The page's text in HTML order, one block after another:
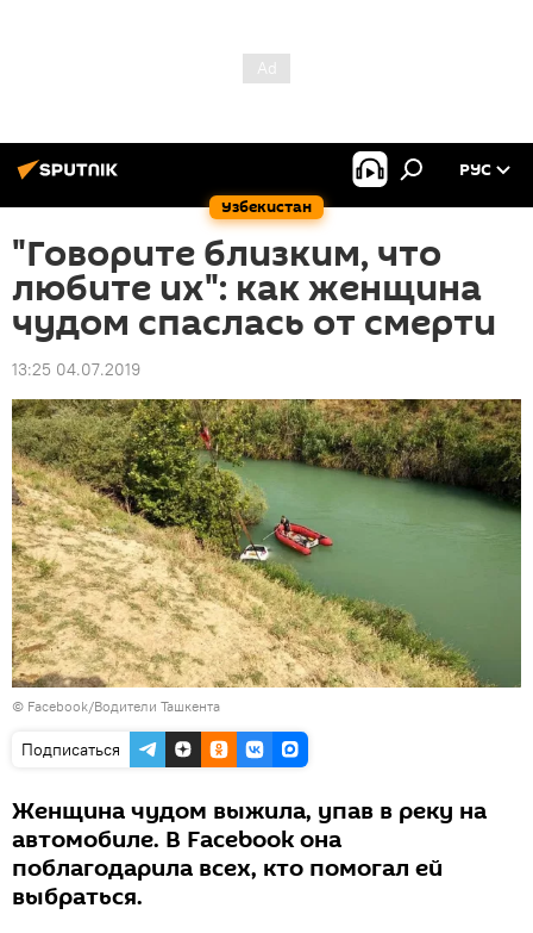
Узбекистан
РУС
"Говорите близким, что
любите их": как женщина
чудом спаслась от смерти
13:25 04.07.2019
© Facebook/Водители Ташкента
Подписаться
Женщина чудом выжила, упав в реку на
автомобиле. В Facebook она
поблагодарила всех, кто помогал ей
выбраться.